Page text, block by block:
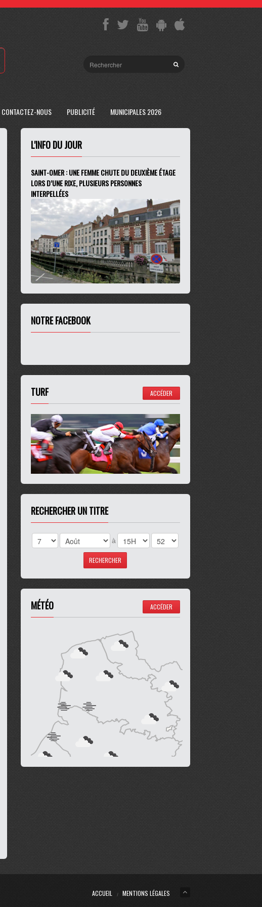
CONTACTEZ-NOUS PUBLICITÉ MUNICIPALES 2026
L'INFO DU JOUR
SAINT-OMER : UNE FEMME CHUTE DU DEUXIÈME ÉTAGE
LORS D’UNE RIXE, PLUSIEURS PERSONNES
INTERPELLÉES
NOTRE FACEBOOK
TURF ACCÉDER
RECHERCHER UN TITRE
à
MÉTÉO ACCÉDER
ACCUEIL MENTIONS LÉGALES